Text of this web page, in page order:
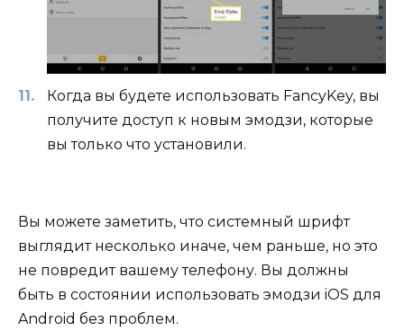
Когда вы будете использовать FancyKey, вы
получите доступ к новым эмодзи, которые
вы только что установили.
Вы можете заметить, что системный шрифт
выглядит несколько иначе, чем раньше, но это
не повредит вашему телефону. Вы должны
быть в состоянии использовать эмодзи iOS для
Android без проблем.